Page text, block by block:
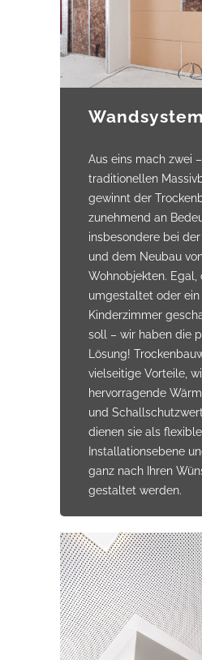
Aus eins mach zwei
traditionellen
gewinnt der
zunehmend an
insbesondere bei
und dem Neubau
Wohnobjekten. Egal,
umgestaltet oder ein
Kinderzimmer
soll – wir haben die
Lösung!
vielseitige Vorteile,
hervorragende
und
dienen sie als flexible
Installationsebene
ganz nach Ihren
gestaltet werden.